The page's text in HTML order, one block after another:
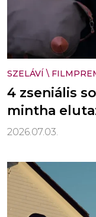
SZELÁVÍ \
4 zseniális
mintha
2026.07.03.